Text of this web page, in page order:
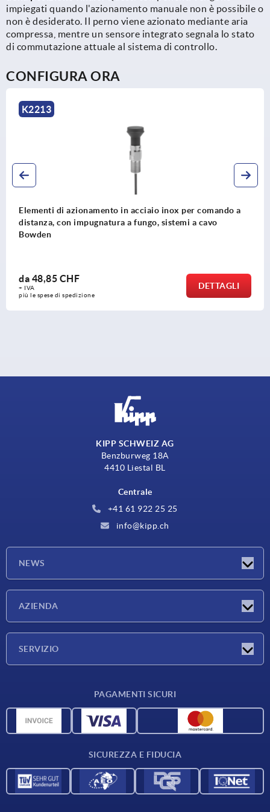
impiegati quando l'azionamento manuale non è possibile o
non è desiderato. Il perno viene azionato mediante aria
compressa, mentre un sensore integrato segnala lo stato
di commutazione attuale al sistema di controllo.
CONFIGURA ORA
K2213
Elementi di azionamento in acciaio inox per comando a
distanza, con impugnatura a fungo, sistemi a cavo
Bowden
da 48,85 CHF
+ IVA
più le spese di spedizione
DETTAGLI
KIPP SCHWEIZ AG
Benzburweg 18A
4410 Liestal BL
Centrale
+41 61 922 25 25
info@kipp.ch
NEWS
AZIENDA
SERVIZIO
Dati CAD
PAGAMENTI SICURI
SICUREZZA E FIDUCIA